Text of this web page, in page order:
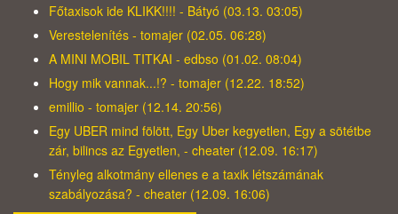
Főtaxisok ide KLIKK!!!! - Bátyó (03.13. 03:05)
Verestelenítés - tomajer (02.05. 06:28)
A MINI MOBIL TITKAI - edbso (01.02. 08:04)
Hogy mik vannak...!? - tomajer (12.22. 18:52)
emillio - tomajer (12.14. 20:56)
Egy UBER mind fölött, Egy Uber kegyetlen, Egy a sötétbe
zár, bilincs az Egyetlen, - cheater (12.09. 16:17)
Tényleg alkotmány ellenes e a taxik létszámának
szabályozása? - cheater (12.09. 16:06)